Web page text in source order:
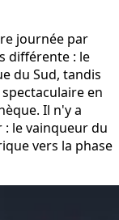
journée par
différente : le
du Sud, tandis
en
Il n'y a
le vainqueur du
vers la phase